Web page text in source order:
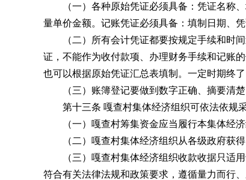
（一）各种原始凭证必须具备：凭证名称、
量单价金额。记账凭证必须具备：填制日期、
（二）所有会计凭证都要按规定手续和时间
证，不能作为收付款项、办理财务手续和记账
也可以根据原始凭证汇总表填制。一定时期终
（三）账簿登记要做到数字正确、摘要清楚
第十三条 嘎查村集体经济组织可依法依规采
（一）嘎查村筹集资金应当履行本集体经济
（二）嘎查村集体经济组织从各级政府获得
（三）嘎查村集体经济组织收款收据只适用
符合有关法律法规和政策要求，遵循量力而行